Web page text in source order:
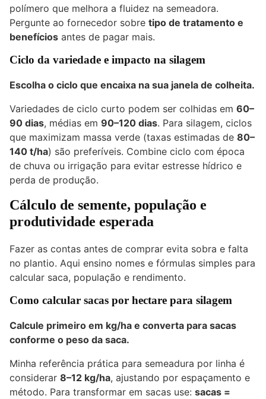
polímero que melhora a fluidez na semeadora.
Pergunte ao fornecedor sobre tipo de tratamento e
benefícios antes de pagar mais.
Ciclo da variedade e impacto na silagem
Escolha o ciclo que encaixa na sua janela de colheita.
Variedades de ciclo curto podem ser colhidas em 60–
90 dias, médias em 90–120 dias. Para silagem, ciclos
que maximizam massa verde (taxas estimadas de 80–
140 t/ha) são preferíveis. Combine ciclo com época
de chuva ou irrigação para evitar estresse hídrico e
perda de produção.
Cálculo de semente, população e
produtividade esperada
Fazer as contas antes de comprar evita sobra e falta
no plantio. Aqui ensino nomes e fórmulas simples para
calcular saca, população e rendimento.
Como calcular sacas por hectare para silagem
Calcule primeiro em kg/ha e converta para sacas
conforme o peso da saca.
Minha referência prática para semeadura por linha é
considerar 8–12 kg/ha, ajustando por espaçamento e
método. Para transformar em sacas use: sacas =